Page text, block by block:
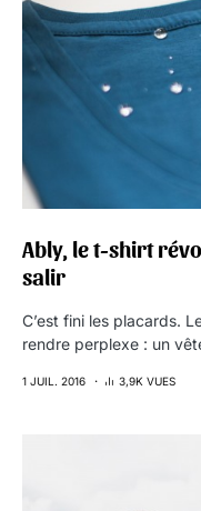
Ably, le t-shirt
salir
C’est fini les placards.
rendre perplexe : un
1 JUIL. 2016 3,9K VUES